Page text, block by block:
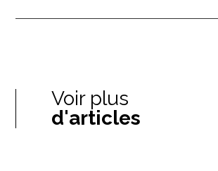
Voir plus
d'articles